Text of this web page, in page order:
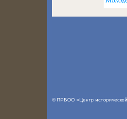
©ПРБОО «Центр